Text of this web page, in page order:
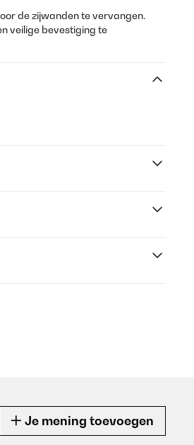
de zijwanden te vervangen.
veilige bevestiging te
Je mening toevoegen